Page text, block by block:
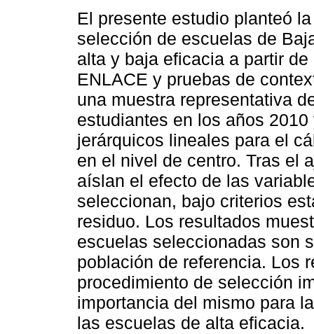
El presente estudio planteó
selección de escuelas de
alta y baja eficacia a partir
ENLACE y pruebas de
una muestra representativa
estudiantes en los años
jerárquicos lineales para el
en el nivel de centro. Tras el
aíslan el efecto de las
seleccionan, bajo criterios
residuo. Los resultados
escuelas seleccionadas son
población de referencia. Los
procedimiento de selección
importancia del mismo para
las escuelas de alta eficacia.